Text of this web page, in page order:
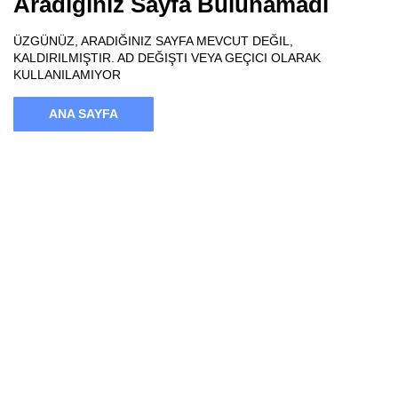
ÜZGÜNÜZ, ARADIĞINIZ SAYFA MEVCUT DEĞIL,
KALDIRILMIŞTIR. AD DEĞIŞTI VEYA GEÇICI OLARAK
KULLANILAMIYOR
ANA SAYFA